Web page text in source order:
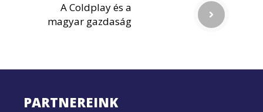
A Coldplay és a
magyar gazdaság
PARTNEREINK